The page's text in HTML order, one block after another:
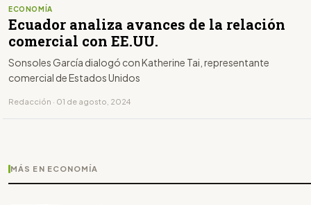
ECONOMÍA
Ecuador analiza avances de la relación
comercial con EE.UU.
Sonsoles García dialogó con Katherine Tai, representante
comercial de Estados Unidos
Redacción · 01 de agosto, 2024
MÁS EN ECONOMÍA